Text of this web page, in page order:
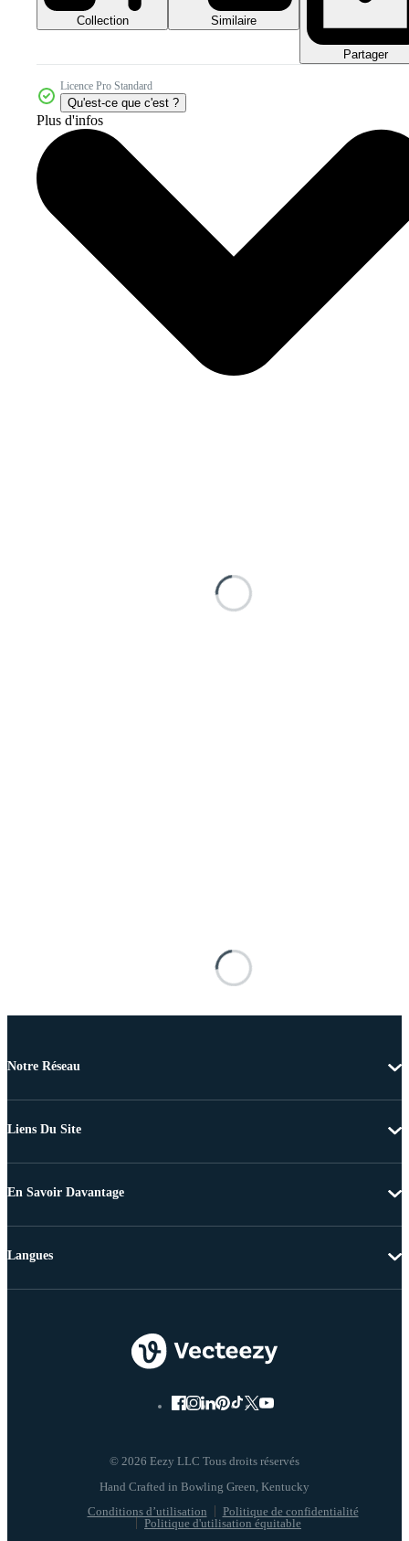
Collection Similaire
Partager
Licence Pro Standard
Qu'est-ce que c'est ?
Plus d'infos
Notre Réseau
Liens Du Site
En Savoir Davantage
© 2026 Eezy LLC Tous droits réservés
Conditions d’utilisation
Politique de confidentialité
Politique d'utilisation équitable
Langues